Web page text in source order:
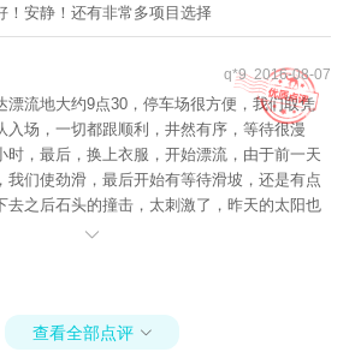
！安静！还有非常多项目选择
q*9 2016-08-07
漂流地大约9点30，停车场很方便，我们取凭
入场，一切都跟顺利，井然有序，等待很漫
时，最后，换上衣服，开始漂流，由于前一天
我们使劲滑，最后开始有等待滑坡，还是有点
去之后石头的撞击，太刺激了，昨天的太阳也
说很满意。
查看全部点评 